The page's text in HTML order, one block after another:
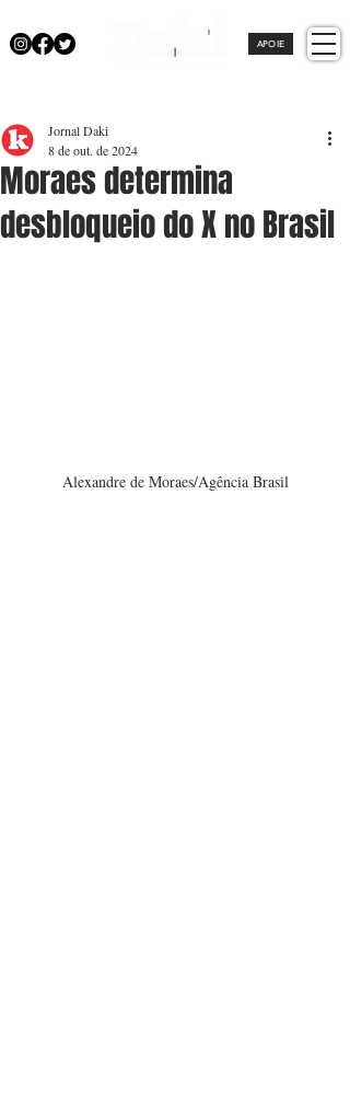
APOIE
Moraes determina
desbloqueio do X no Brasil
Jornal Daki
8 de out. de 2024
Alexandre de Moraes/Agência Brasil